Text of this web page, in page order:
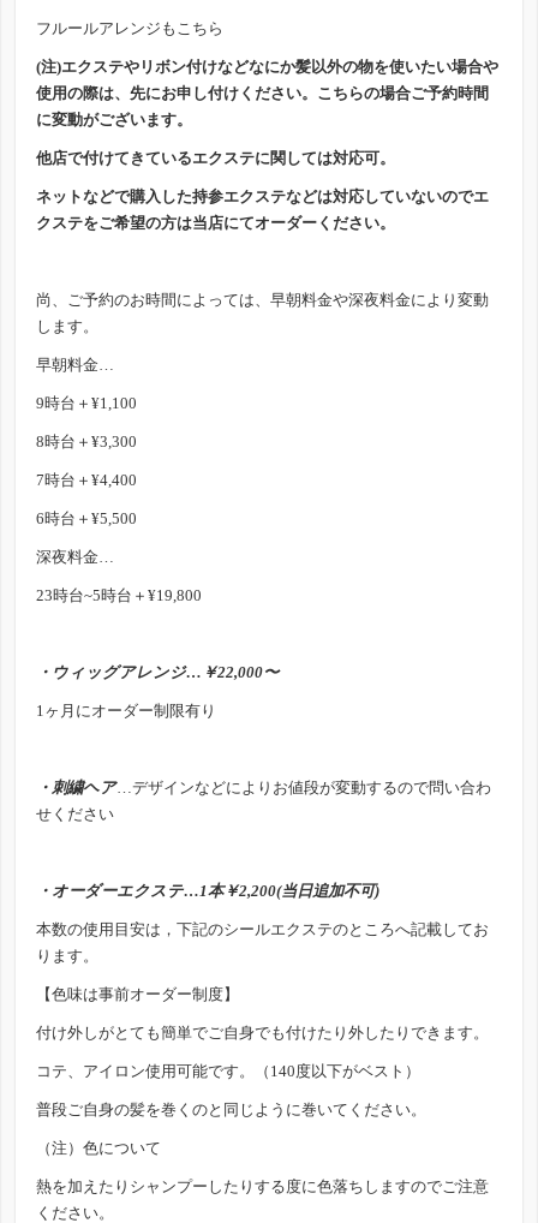
フルールアレンジもこちら
(注)エクステやリボン付けなどなにか髪以外の物を使いたい場合や
使用の際は、先にお申し付けください。こちらの場合ご予約時間
に変動がございます。
他店で付けてきているエクステに関しては対応可。
ネットなどで購入した持参エクステなどは対応していないのでエ
クステをご希望の方は当店にてオーダーください。
尚、ご予約のお時間によっては、早朝料金や深夜料金により変動
します。
早朝料金…
9時台＋¥1,100
8時台＋¥3,300
7時台＋¥4,400
6時台＋¥5,500
深夜料金…
23時台~5時台＋¥19,800
・ウィッグアレンジ…￥22,000〜
1ヶ月にオーダー制限有り
・刺繍ヘア…デザインなどによりお値段が変動するので問い合わ
せください
・オーダーエクステ…1本￥2,200(当日追加不可)
本数の使用目安は，下記のシールエクステのところへ記載してお
ります。
【色味は事前オーダー制度】
付け外しがとても簡単でご自身でも付けたり外したりできます。
コテ、アイロン使用可能です。（140度以下がベスト）
普段ご自身の髪を巻くのと同じように巻いてください。
（注）色について
熱を加えたりシャンプーしたりする度に色落ちしますのでご注意
ください。